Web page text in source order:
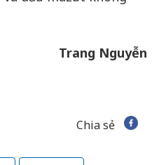
Trang Nguyễn
Chia sẻ